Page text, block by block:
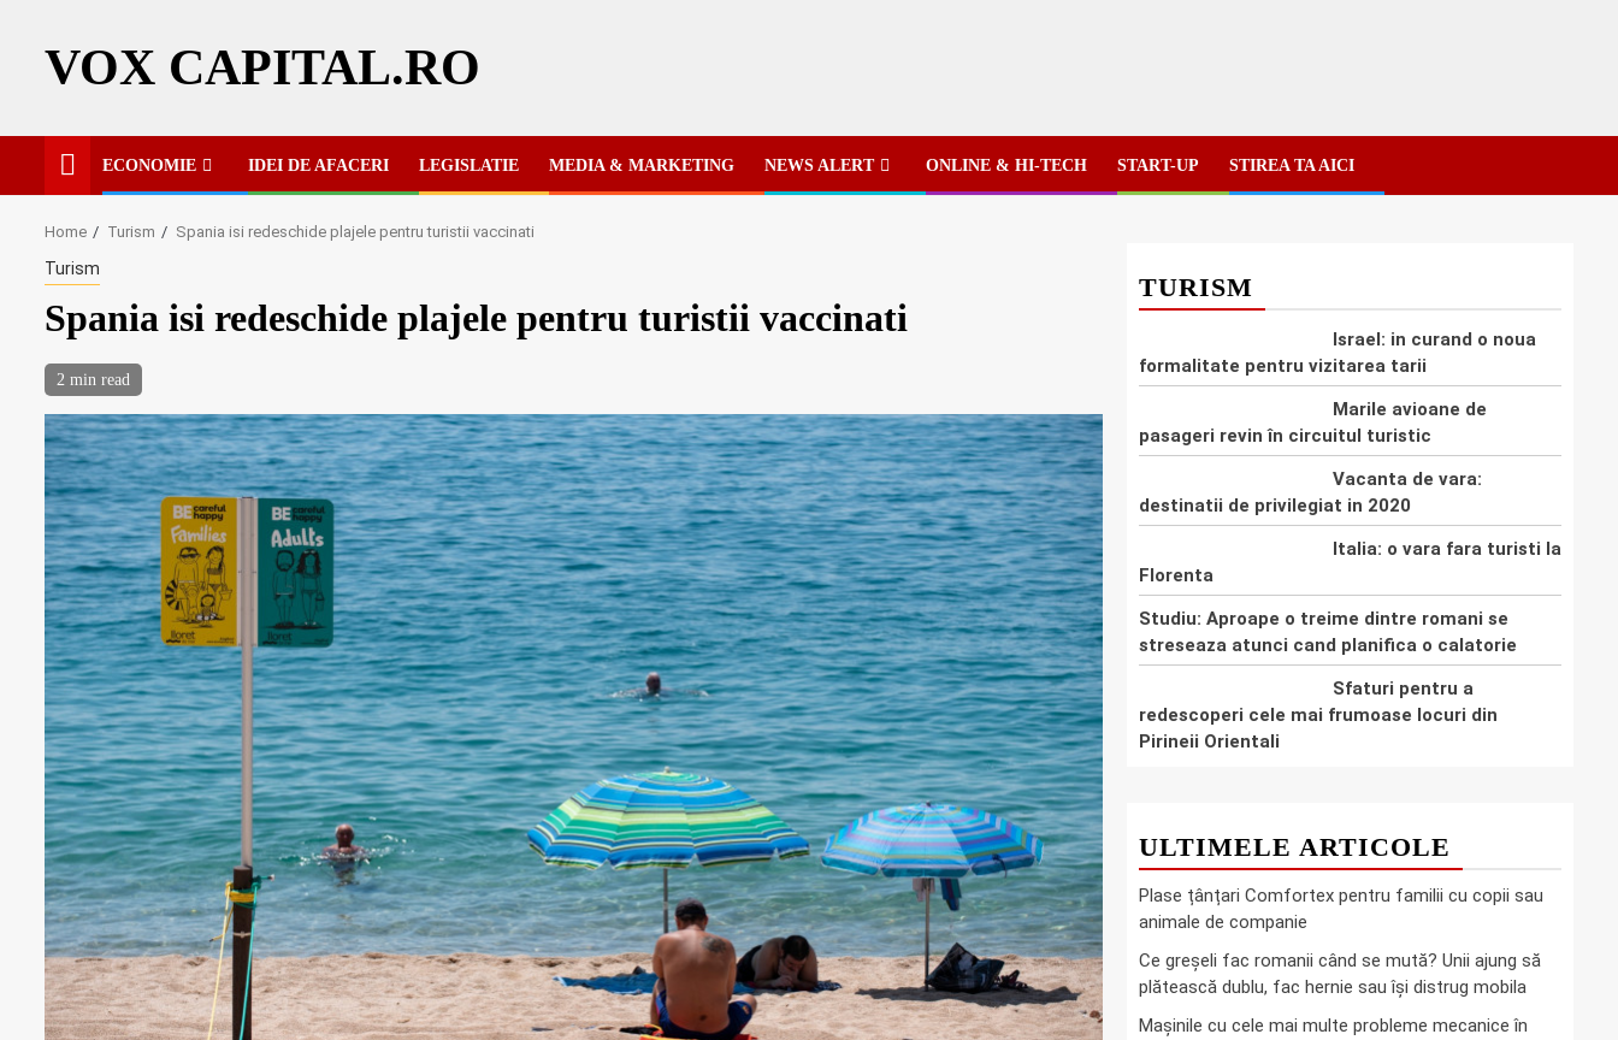
contentVOX CAPITAL.RO
ECONOMIE IDEI DE AFACERI LEGISLATIE MEDIA & MARKETING NEWS ALERT ONLINE & HI-TECH START-UP STIREA TA AICI
Home Turism Spania isi redeschide plajele pentru turistii vaccinati
Turism
Spania isi redeschide plajele pentru turistii vaccinati
2 min read
TURISM
Israel: in curand o noua
formalitate pentru vizitarea tarii
Marile avioane de
pasageri revin în circuitul turistic
Vacanta de vara:
destinatii de privilegiat in 2020
Italia: o vara fara turisti la
Florenta
Studiu: Aproape o treime dintre romani se
streseaza atunci cand planifica o calatorie
Sfaturi pentru a
redescoperi cele mai frumoase locuri din
Pirineii Orientali
ULTIMELE ARTICOLE
Plase țânțari Comfortex pentru familii cu copii sau
animale de companie
Ce greşeli fac romanii când se mută? Unii ajung să
plătească dublu, fac hernie sau îşi distrug mobila
Mașinile cu cele mai multe probleme mecanice în